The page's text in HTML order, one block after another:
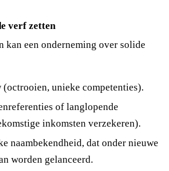
verf zetten
kan een onderneming over solide
unieke competenties).
of langlopende
inkomsten verzekeren).
naambekendheid, dat onder nieuwe
worden gelanceerd.